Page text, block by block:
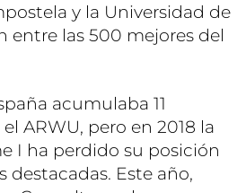
y la Universidad de
entre las 500 mejores del
acumulaba 11
ARWU, pero en 2018 la
I ha perdido su posición
destacadas. Este año,